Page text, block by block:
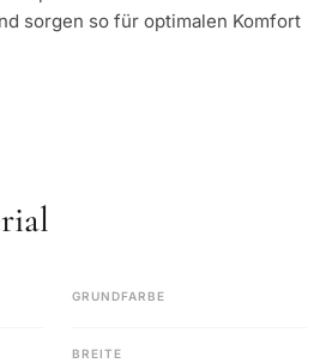
sorgen so für optimalen Komfort
GRUNDFARBE
BREITE